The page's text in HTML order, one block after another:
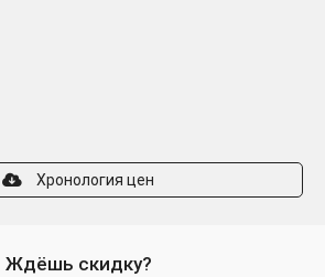
Хронология цен
Ждёшь скидку?